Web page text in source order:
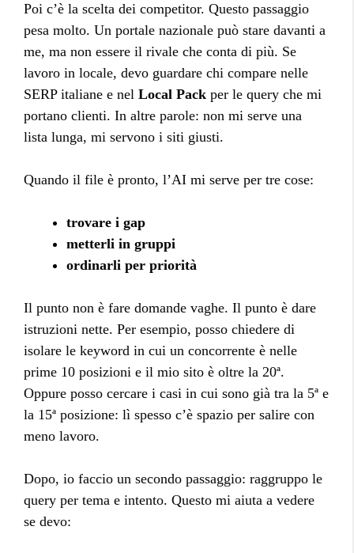
Poi c’è la scelta dei competitor. Questo passaggio
pesa molto. Un portale nazionale può stare davanti a
me, ma non essere il rivale che conta di più. Se
lavoro in locale, devo guardare chi compare nelle
SERP italiane e nel Local Pack per le query che mi
portano clienti. In altre parole: non mi serve una
lista lunga, mi servono i siti giusti.
Quando il file è pronto, l’AI mi serve per tre cose:
trovare i gap
metterli in gruppi
ordinarli per priorità
Il punto non è fare domande vaghe. Il punto è dare
istruzioni nette. Per esempio, posso chiedere di
isolare le keyword in cui un concorrente è nelle
prime 10 posizioni e il mio sito è oltre la 20ª.
Oppure posso cercare i casi in cui sono già tra la 5ª e
la 15ª posizione: lì spesso c’è spazio per salire con
meno lavoro.
Dopo, io faccio un secondo passaggio: raggruppo le
query per tema e intento. Questo mi aiuta a vedere
se devo: